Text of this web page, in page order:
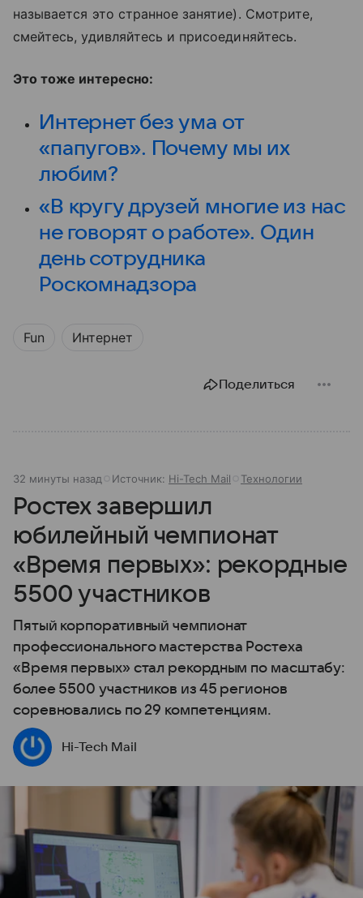
называется это странное занятие). Смотрите,
смейтесь, удивляйтесь и присоединяйтесь.
Это тоже интересно:
Интернет без ума от
«папугов». Почему мы их
любим?
«В кругу друзей многие из нас
не говорят о работе». Один
день сотрудника
Роскомнадзора
Fun Интернет
Поделиться
32 минуты назад Источник: Hi-Tech Mail Технологии
Ростех завершил
юбилейный чемпионат
«Время первых»: рекордные
5500 участников
Пятый корпоративный чемпионат
профессионального мастерства Ростеха
«Время первых» стал рекордным по масштабу:
более 5500 участников из 45 регионов
соревновались по 29 компетенциям.
Hi-Tech Mail